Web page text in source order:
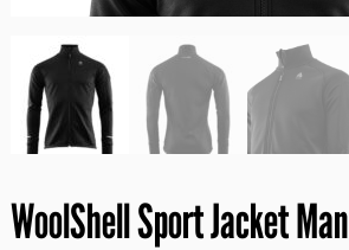
WoolShell Sport Jacket Man